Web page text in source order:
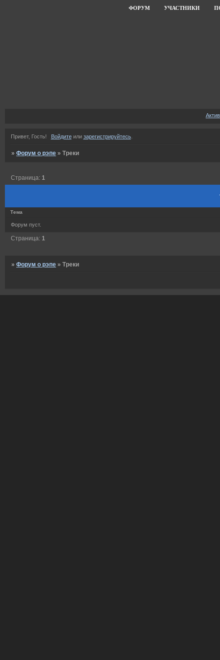
ФОРУМ УЧАСТНИКИ
Привет, Гость! Войдитеили зарегистрируйтесь.
»Форум о рэпе »Треки
Страница:1
Тема
Форум пуст.
Страница:1
»Форум о рэпе »Треки